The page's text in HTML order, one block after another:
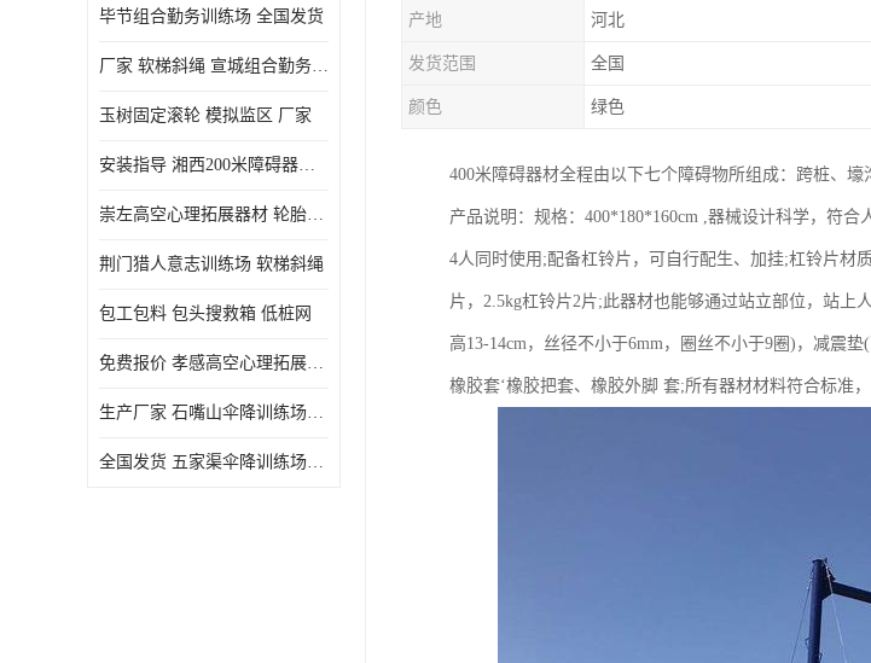
毕节组合勤务训练场 全国发货
厂家 软梯斜绳 宣城组合勤务训练场
玉树固定滚轮 模拟监区 厂家
安装指导 湘西200米障碍器材 模拟机降平台
崇左高空心理拓展器材 轮胎墙 技术参数
荆门猎人意志训练场 软梯斜绳
包工包料 包头搜救箱 低桩网
免费报价 孝感高空心理拓展器材 低桩网
生产厂家 石嘴山伞降训练场器材 空中单杠
全国发货 五家渠伞降训练场器材 低桩网
产地 河北
发货范围 全国
颜色 绿色
400米障碍器材全程由以下七个障碍物所组成：跨桩、
产品说明：规格：400*180*160cm ,器械设计科学，符
4人同时使用;配备杠铃片，可自行配生、加挂;杠铃片材
片，2.5kg杠铃片2片;此器材也能够通过站立部位，站
高13-14cm，丝径不小于6mm，圈丝不小于9圈)，减震
橡胶套‘橡胶把套、橡胶外脚 套;所有器材材料符合标准